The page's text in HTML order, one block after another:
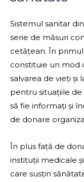
Sistemul sanitar
serie de măsuri
cetățean. În
constituie un mod
salvarea de vieți și
pentru situațiile de
să fie informați și
de donare
În plus față de
instituții medicale
care susțin